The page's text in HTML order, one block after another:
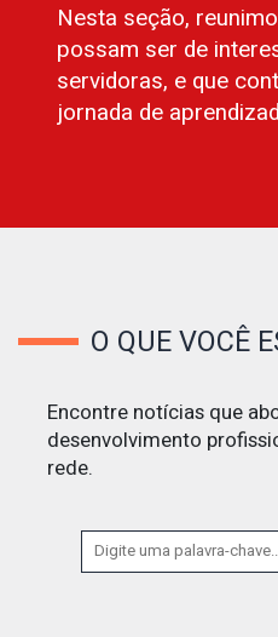
Nesta seção,
possam ser de
servidoras, e que
jornada de
O QUE VOCÊ
Encontre notícias que
desenvolvimento
rede.